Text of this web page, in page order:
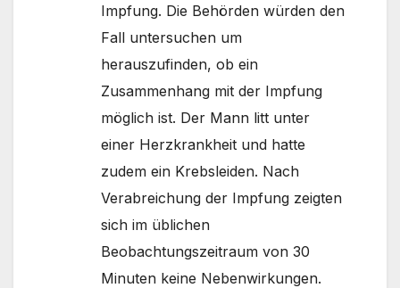
Impfung. Die Behörden würden den
Fall untersuchen um
herauszufinden, ob ein
Zusammenhang mit der Impfung
möglich ist. Der Mann litt unter
einer Herzkrankheit und hatte
zudem ein Krebsleiden. Nach
Verabreichung der Impfung zeigten
sich im üblichen
Beobachtungszeitraum von 30
Minuten keine Nebenwirkungen.